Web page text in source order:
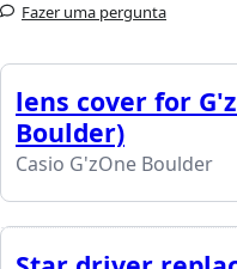
Fazer uma pergunta
lens cover for
Boulder)
Casio G'zOne Boulder